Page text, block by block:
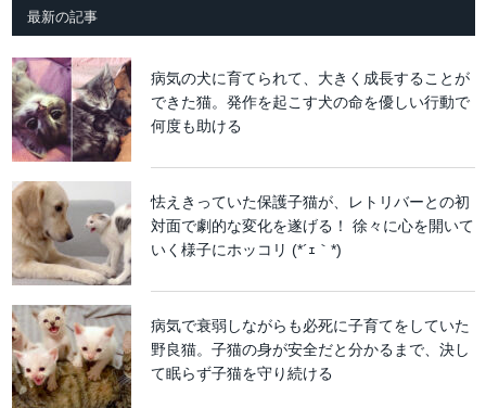
最新の記事
病気の犬に育てられて、大きく成長することが
できた猫。発作を起こす犬の命を優しい行動で
何度も助ける
怯えきっていた保護子猫が、レトリバーとの初
対面で劇的な変化を遂げる！ 徐々に心を開いて
いく様子にホッコリ (*´ｪ｀*)
病気で衰弱しながらも必死に子育てをしていた
野良猫。子猫の身が安全だと分かるまで、決し
て眠らず子猫を守り続ける